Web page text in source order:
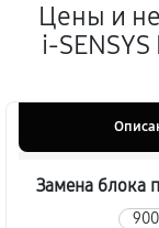
Цены и
Замена блока